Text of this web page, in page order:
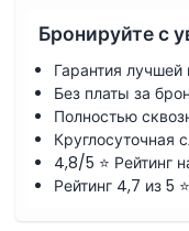
Бронируйте с
Гарантия
Без платы за
Полностью
Круглосуточная
4,8/5 ⭐ Рейтинг
Рейтинг 4,7 из 5